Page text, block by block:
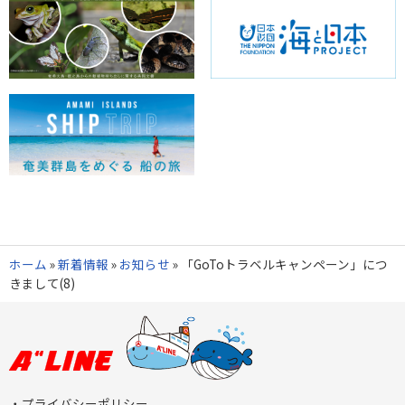
ホーム »新着情報 » お知らせ » 「GoToトラベルキャンペーン」につ
きまして(8)